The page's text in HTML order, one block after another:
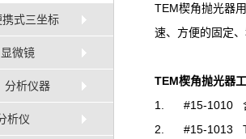
式三坐标
微镜
分析仪器
析仪
TEM楔角抛光器
速、方便的固定
TEM楔角抛光器
1. #15-1010 含
2. #15-1013